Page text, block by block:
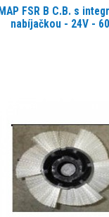
FSR B C.B. s
nabíjačkou - 24V -